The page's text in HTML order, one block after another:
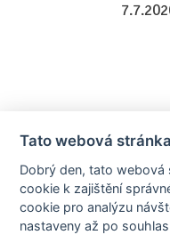
Tato webová
Dobrý den, tato
cookie k zajištění
cookie pro analýzu
nastaveny až po